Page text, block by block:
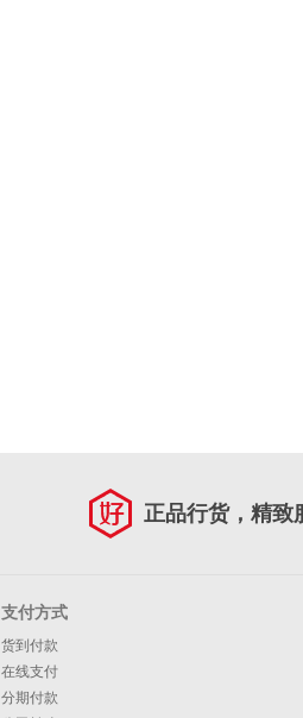
正品行货，精致
支付方式
货到付款
在线支付
分期付款